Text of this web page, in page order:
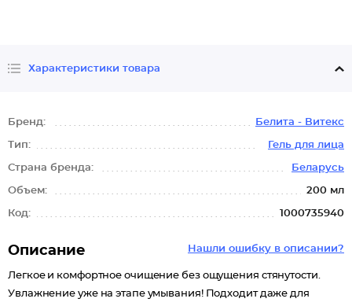
Характеристики товара
Бренд: Белита - Витекс
Тип: Гель для лица
Страна бренда: Беларусь
Объем: 200 мл
Код: 1000735940
Нашли ошибку в описании?
Описание
Легкое и комфортное очищение без ощущения стянутости.
Увлажнение уже на этапе умывания! Подходит даже для